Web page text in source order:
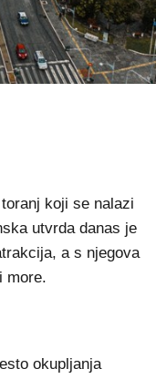
koji se nalazi
utvrda danas je
a s njegova
more.
okupljanja